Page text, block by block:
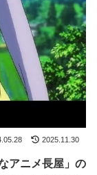
2025.11.30
アニメ長屋」の